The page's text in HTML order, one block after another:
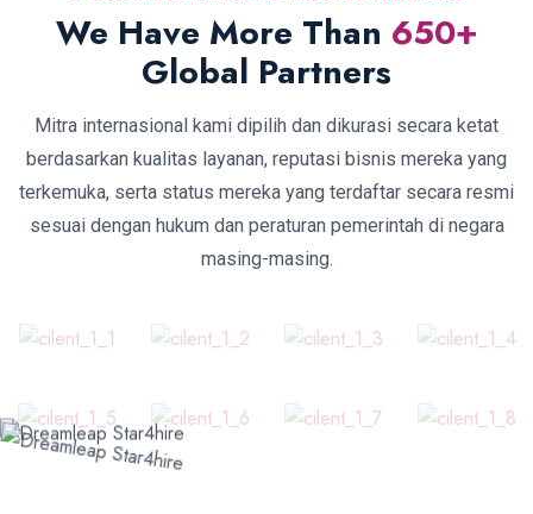
We Have More Than 650+
Global Partners
Mitra internasional kami dipilih dan dikurasi secara ketat
berdasarkan kualitas layanan, reputasi bisnis mereka yang
terkemuka, serta status mereka yang terdaftar secara resmi
sesuai dengan hukum dan peraturan pemerintah di negara
masing-masing.